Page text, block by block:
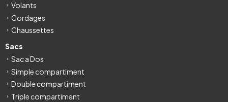
Volants
Cordages
Chaussettes
Sacs
Sac a Dos
Simple compartiment
Double compartiment
Triple compartiment